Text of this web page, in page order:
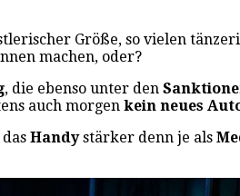
Größe, so vielen
machen, oder?
, die ebenso unter den
auch morgen kein neues
Handystärker denn je als